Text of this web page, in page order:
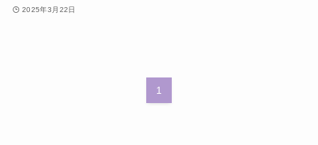
2025年3月22日
1